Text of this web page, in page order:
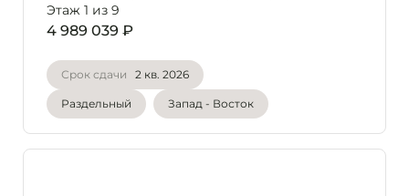
Этаж 1 из 9
4 989 039 ₽
Срок сдачи 2 кв. 2026
Раздельный Запад - Восток